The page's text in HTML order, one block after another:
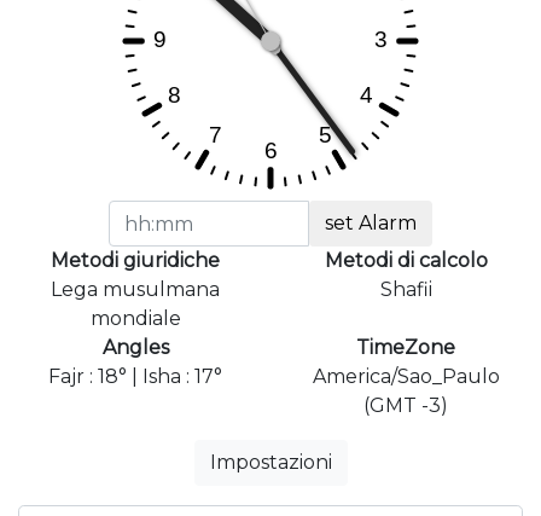
set Alarm
Metodi giuridiche
Lega musulmana
mondiale
Metodi di calcolo
Shafii
Angles
Fajr : 18° | Isha : 17°
TimeZone
America/Sao_Paulo
(GMT -3)
Impostazioni